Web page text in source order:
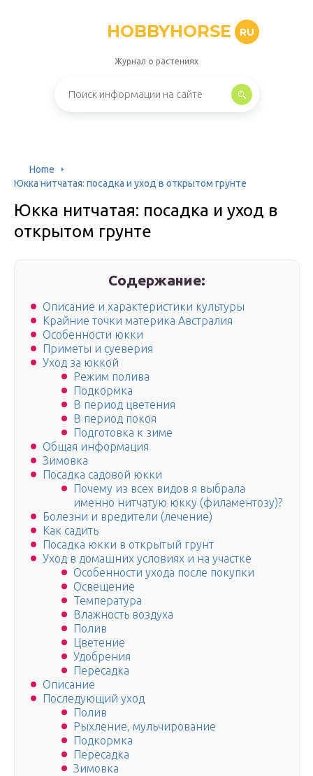
HOBBYHORSE RU
Журнал о растениях
Home
Юкка нитчатая: посадка и уход в открытом грунте
Юкка нитчатая: посадка и уход в
открытом грунте
Содержание:
Описание и характеристики культуры
Крайние точки материка Австралия
Особенности юкки
Приметы и суеверия
Уход за юккой
Режим полива
Подкормка
В период цветения
В период покоя
Подготовка к зиме
Общая информация
Зимовка
Посадка садовой юкки
Почему из всех видов я выбрала
именно нитчатую юкку (филаментозу)?
Болезни и вредители (лечение)
Как садить
Посадка юкки в открытый грунт
Уход в домашних условиях и на участке
Особенности ухода после покупки
Освещение
Температура
Влажность воздуха
Полив
Цветение
Удобрения
Пересадка
Описание
Последующий уход
Полив
Рыхление, мульчирование
Подкормка
Пересадка
Зимовка